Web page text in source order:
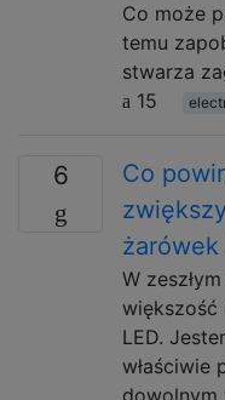
Co może
temu
stwarza
15
6
Co
żarówek
W
większość
LED.
właściwie
dowolnym